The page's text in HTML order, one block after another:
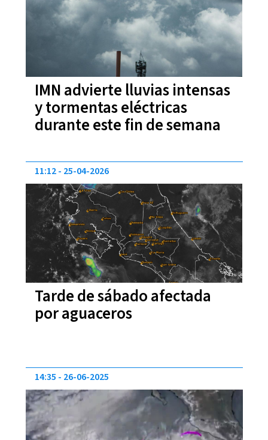
IMN advierte lluvias intensas
y tormentas eléctricas
durante este fin de semana
Tarde de sábado afectada
por aguaceros
11:12 25-04-2026
14:35 26-06-2025